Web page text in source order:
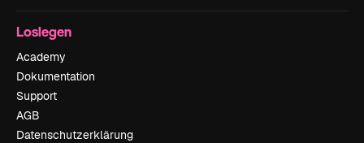
Loslegen
Academy
Dokumentation
Support
AGB
Datenschutzerklärung